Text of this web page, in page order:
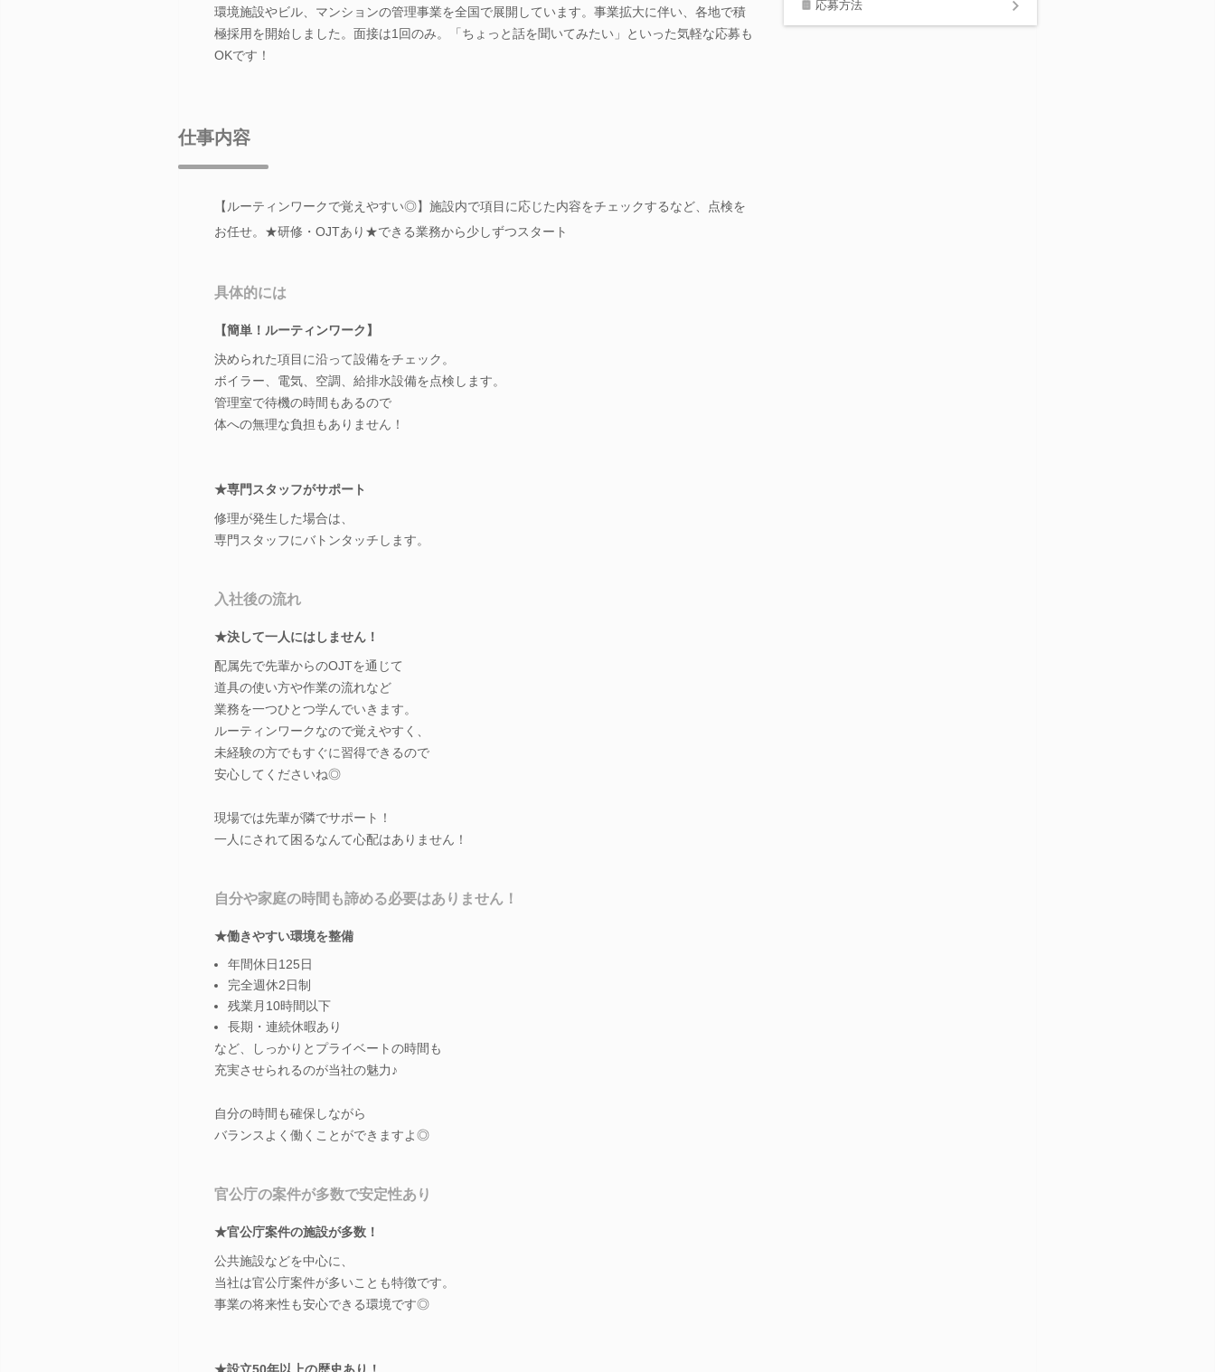
環境施設やビル、マンションの管理事業を全国で展開しています。事業拡大に伴い、各地で積
極採用を開始しました。面接は1回のみ。「ちょっと話を聞いてみたい」といった気軽な応募も
OKです！
仕事内容
【ルーティンワークで覚えやすい◎】施設内で項目に応じた内容をチェックするなど、点検を
お任せ。★研修・OJTあり★できる業務から少しずつスタート
具体的には
【簡単！ルーティンワーク】
決められた項目に沿って設備をチェック。
ボイラー、電気、空調、給排水設備を点検します。
管理室で待機の時間もあるので
体への無理な負担もありません！
★専門スタッフがサポート
修理が発生した場合は、
専門スタッフにバトンタッチします。
入社後の流れ
★決して一人にはしません！
配属先で先輩からのOJTを通じて
道具の使い方や作業の流れなど
業務を一つひとつ学んでいきます。
ルーティンワークなので覚えやすく、
未経験の方でもすぐに習得できるので
安心してくださいね◎
現場では先輩が隣でサポート！
一人にされて困るなんて心配はありません！
自分や家庭の時間も諦める必要はありません！
★働きやすい環境を整備
年間休日125日
完全週休2日制
残業月10時間以下
長期・連続休暇あり
など、しっかりとプライベートの時間も
充実させられるのが当社の魅力♪
自分の時間も確保しながら
バランスよく働くことができますよ◎
官公庁の案件が多数で安定性あり
★官公庁案件の施設が多数！
公共施設などを中心に、
当社は官公庁案件が多いことも特徴です。
事業の将来性も安心できる環境です◎
★設立50年以上の歴史あり！
応募方法